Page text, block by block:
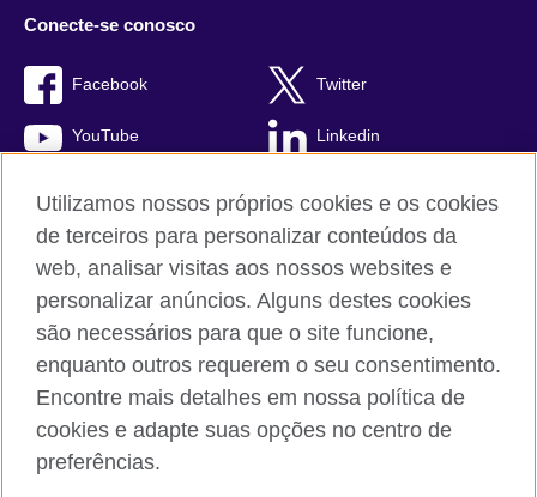
Conecte-se conosco
Facebook Twitter
YouTube Linkedin
British Council global
Comentários e reclamações
Política de privacidade e termos de uso
Utilizamos nossos próprios cookies e os cookies
de terceiros para personalizar conteúdos da
web, analisar visitas aos nossos websites e
personalizar anúncios. Alguns destes cookies
são necessários para que o site funcione,
enquanto outros requerem o seu consentimento.
Encontre mais detalhes em nossa política de
cookies e adapte suas opções no centro de
preferências.